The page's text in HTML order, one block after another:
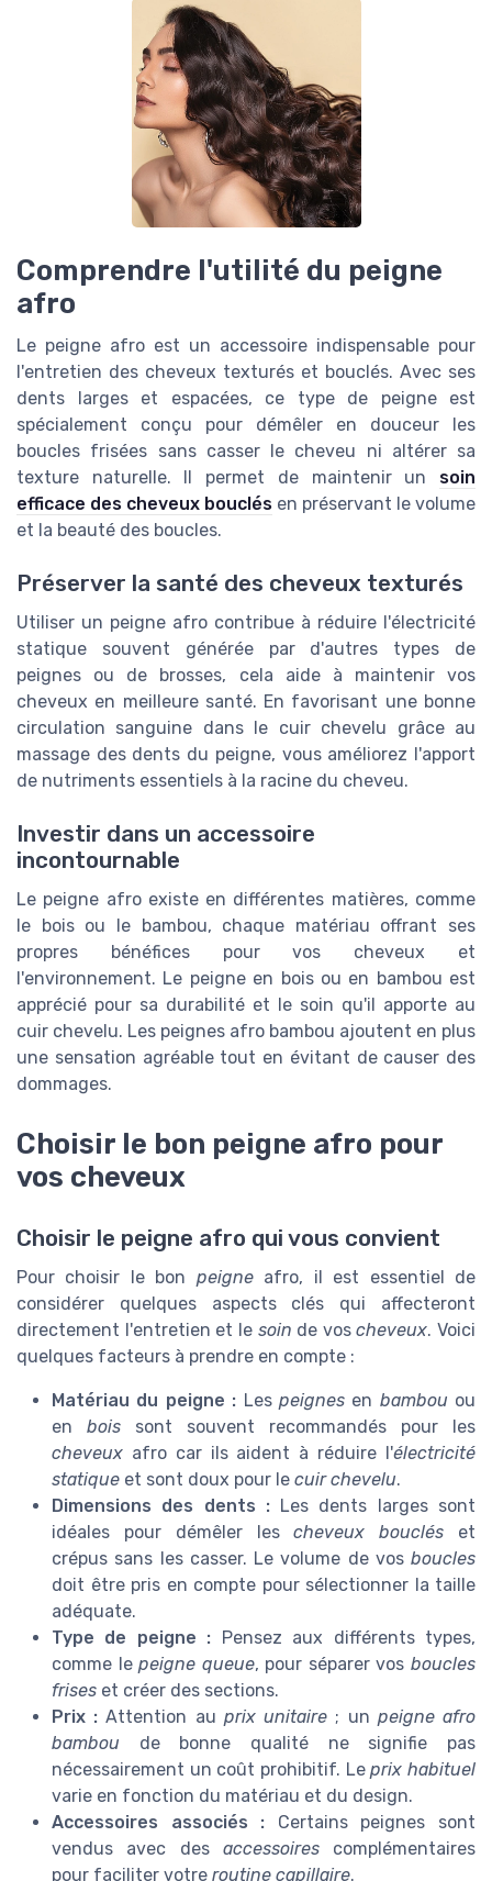
Comprendre l'utilité du peigne
afro
Le peigne afro est un accessoire indispensable pour
l'entretien des cheveux texturés et bouclés. Avec ses
dents larges et espacées, ce type de peigne est
spécialement conçu pour démêler en douceur les
boucles frisées sans casser le cheveu ni altérer sa
texture naturelle. Il permet de maintenir un soin
efficace des cheveux bouclés en préservant le volume
et la beauté des boucles.
Préserver la santé des cheveux texturés
Utiliser un peigne afro contribue à réduire l'électricité
statique souvent générée par d'autres types de
peignes ou de brosses, cela aide à maintenir vos
cheveux en meilleure santé. En favorisant une bonne
circulation sanguine dans le cuir chevelu grâce au
massage des dents du peigne, vous améliorez l'apport
de nutriments essentiels à la racine du cheveu.
Investir dans un accessoire
incontournable
Le peigne afro existe en différentes matières, comme
le bois ou le bambou, chaque matériau offrant ses
propres bénéfices pour vos cheveux et
l'environnement. Le peigne en bois ou en bambou est
apprécié pour sa durabilité et le soin qu'il apporte au
cuir chevelu. Les peignes afro bambou ajoutent en plus
une sensation agréable tout en évitant de causer des
dommages.
Choisir le bon peigne afro pour
vos cheveux
Choisir le peigne afro qui vous convient
Pour choisir le bon peigneafro, il est essentiel de
considérer quelques aspects clés qui affecteront
directement l'entretien et le soin de voscheveux. Voici
quelques facteurs à prendre en compte :
Matériau du peigne : Les peignesen bambou ou
en bois sont souvent recommandés pour les
cheveux afro car ils aident à réduire l'électricité
statique et sont doux pour le cuir chevelu.
Dimensions des dents :Les dents larges sont
idéales pour démêler lescheveux bouclés et
crépus sans les casser. Le volume de vos boucles
doit être pris en compte pour sélectionner la taille
adéquate.
Type de peigne : Pensez aux différents types,
comme lepeigne queue, pour séparer vosboucles
frises et créer des sections.
Prix : Attention au prix unitaire ; un peigne afro
bambou de bonne qualité ne signifie pas
nécessairement un coût prohibitif. Leprix habituel
varie en fonction du matériau et du design.
Accessoires associés : Certains peignes sont
vendus avec des accessoirescomplémentaires
pour faciliter votre routine capillaire.